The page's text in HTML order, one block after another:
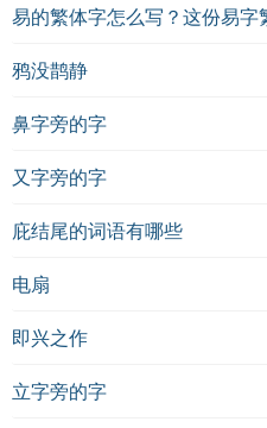
鸦没鹊静
鼻字旁的字
又字旁的字
庇结尾的词语有哪些
电扇
即兴之作
立字旁的字